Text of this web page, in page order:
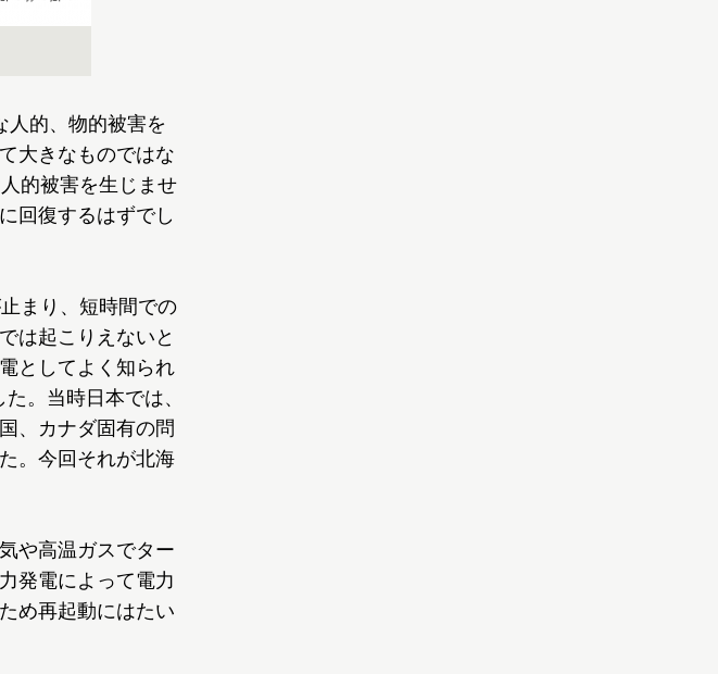
的、物的被害を
大きなものではな
的被害を生じませ
回復するはずでし
まり、短時間での
は起こりえないと
としてよく知られ
。当時日本では、
、カナダ固有の問
。今回それが北海
気や高温ガスでター
発電によって電力
め再起動にはたい